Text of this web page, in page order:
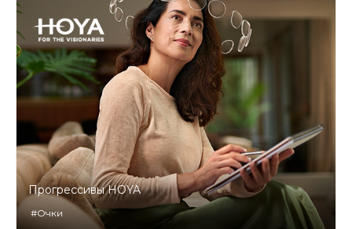
Прогрессивы HOYA
#Очки